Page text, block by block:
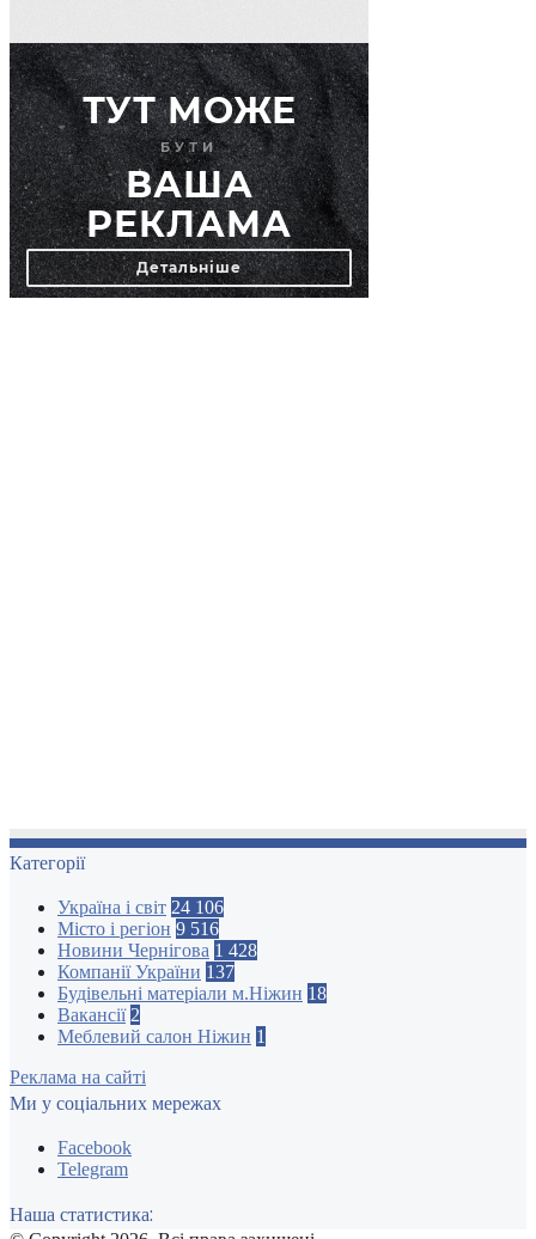
Категорії
Україна і світ 24 106
Місто і регіон 9 516
Новини Чернігова 1 428
Компанії України 137
Будівельні матеріали м.Ніжин 18
Вакансії 2
Меблевий салон Ніжин 1
Реклама на сайті
Ми у соціальних мережах
Facebook
Telegram
Наша статистика: